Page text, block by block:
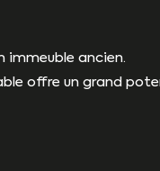
immeuble ancien.
offre un grand